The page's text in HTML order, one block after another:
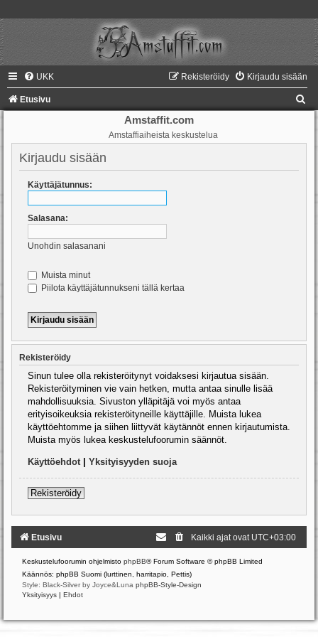
UKK Kirjaudu sisään
Rekisteröidy
Etusivu
Amstaffit.com
Amstaffiaiheista keskustelua
Kirjaudu sisään
Käyttäjätunnus:
Salasana:
Unohdin salasanani
Muista minut
Piilota käyttäjätunnukseni tällä kertaa
Rekisteröidy
Sinun tulee olla rekisteröitynyt voidaksesi kirjautua sisään.
Rekisteröityminen vie vain hetken, mutta antaa sinulle lisää
mahdollisuuksia. Sivuston ylläpitäjä voi myös antaa
erityisoikeuksia rekisteröityneille käyttäjille. Muista lukea
käyttöehtomme ja siihen liittyvät käytännöt ennen kirjautumista.
Muista myös lukea keskustelufoorumin säännöt.
Käyttöehdot Yksityisyyden suoja
Rekisteröidy
Etusivu Kaikki ajat ovat UTC+03:00
Keskustelufoorumin ohjelmisto phpBB® Forum Software © phpBB Limited
Käännös: phpBB Suomi (lurttinen, harritapio, Pettis)
Style: Black-Silver by Joyce&Luna phpBB-Style-Design
Yksityisyys | Ehdot